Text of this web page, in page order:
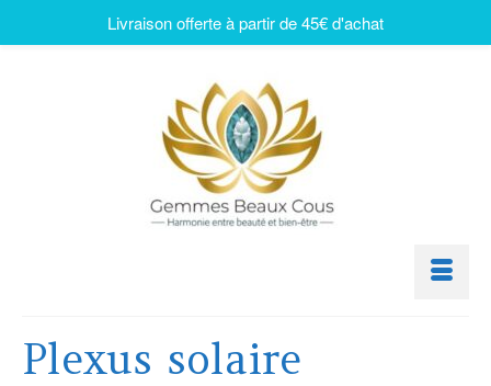
Plexus solaire
Livraison offerte à partir de 45€ d'achat